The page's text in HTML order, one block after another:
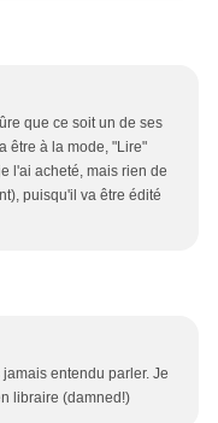
que ce soit un de ses
être à la mode, "Lire"
l'ai acheté, mais rien de
puisqu'il va être édité
entendu parler. Je
libraire (damned!)